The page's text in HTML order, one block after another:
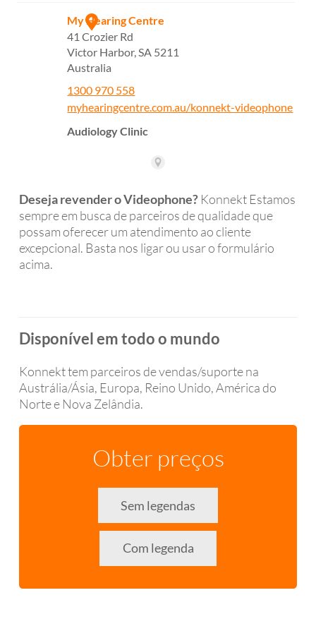
Deseja revender o Videophone? Konnekt Estamos
sempre em busca de parceiros de qualidade que
possam oferecer um atendimento ao cliente
excepcional. Basta nos ligar ou usar o formulário
acima.
Disponível em todo o mundo
Konnekt tem parceiros de vendas/suporte na
Austrália/Ásia, Europa, Reino Unido, América do
Norte e Nova Zelândia.
Obter preços
Sem legendas
Com legenda